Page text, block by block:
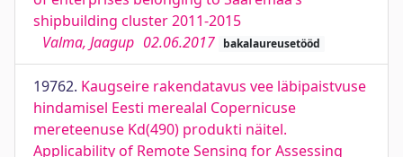
shipbuilding cluster 2011-2015
Valma, Jaagup 02.06.2017 bakalaureusetööd
19762. Kaugseire rakendatavus vee läbipaistvuse
hindamisel Eesti merealal Copernicuse
mereteenuse Kd(490) produkti näitel.
Applicability of Remote Sensing for Assessing